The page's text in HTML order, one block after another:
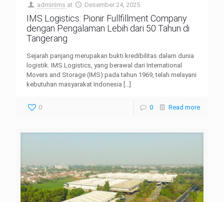
adminIms at Desember 24, 2025
IMS Logistics: Pionir Fullfillment Company
dengan Pengalaman Lebih dari 50 Tahun di
Tangerang
Sejarah panjang merupakan bukti kredibilitas dalam dunia
logistik. IMS Logistics, yang berawal dari International
Movers and Storage (IMS) pada tahun 1969, telah melayani
kebutuhan masyarakat Indonesia […]
0 0 Read more